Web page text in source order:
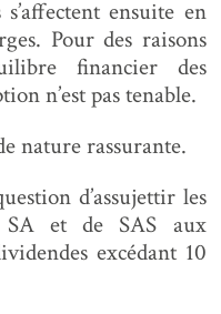
ensuite en
Pour des raisons
financier des
n’est pas tenable.
nature rassurante.
d’assujettir les
SA et de SAS aux
excédant 10